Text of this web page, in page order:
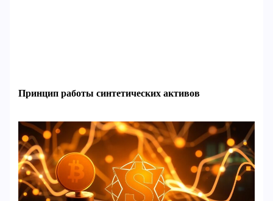
Принцип работы синтетических активов